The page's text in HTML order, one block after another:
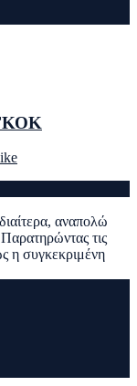
αναπολώ
τις
η συγκεκριμένη